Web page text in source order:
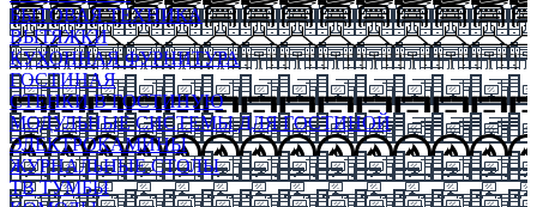
БЫТОВАЯ ТЕХНИКА
ВЫТЯЖКИ
КУХОННАЯ ФУРНИТУРА
ГОСТИНАЯ
СТЕНКИ В ГОСТИНУЮ
МОДУЛЬНЫЕ СИСТЕМЫ ДЛЯ ГОСТИНОЙ
ЭЛЕКТРОКАМИНЫ
ЖУРНАЛЬНЫЕ СТОЛЫ
ТВ ТУМБЫ